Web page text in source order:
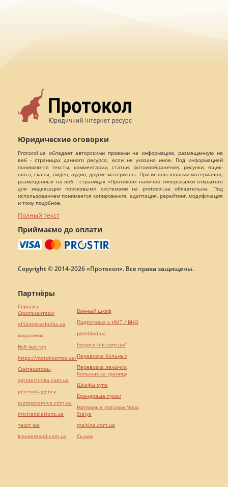
Юридические оговорки
Protocol.ua обладает авторскими правами на информацию, размещенную на
веб - страницах данного ресурса, если не указано иное. Под информацией
понимаются тексты, комментарии, статьи, фотоизображения, рисунки, ящик-
шота, сканы, видео, аудио, другие материалы. При использовании материалов,
размещенных на веб - страницах «Протокол» наличие гиперссылки открытого
для индексации поисковыми системами на protocol.ua обязательна. Под
использованием понимается копирования, адаптация, рерайтинг, модификация
и тому подобное.
Полный текст
Приймаємо до оплати
Copyright © 2014-2026 «Протокол». Все права защищены.
Партнёры
Серьги с
бриллиантами
alliancetechnika.ua
миралинкс
Веб мастер
https://motokosmos.ua/
Синтезаторы
agrotechnika.com.ua
perevod.agency
europeservice.com.ua
mk-translations.ua
текст юа
kievperevod.com.ua
Винный шкаф
Подготовка к НМТ / ВНО
pereklad.ua
hospice-life.com.ua/
Перевозка больных
Перевозка лежачих
больных за границу
Шкафы купе
Брендовые сумки
Натяжные потолки Nova
Stelya
maltina.com.ua
Cылки